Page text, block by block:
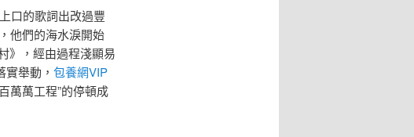
口的歌詞出改過豐
他們的海水淚開始
》，經由過程淺顯易
舉動， 包養網VIP
萬萬工程”的停頓成